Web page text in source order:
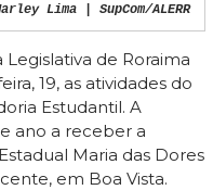
Lima | SupCom/ALERR
de Roraima
19, as atividades do
Estudantil. A
ano a receber a
Maria das Dores
em Boa Vista.